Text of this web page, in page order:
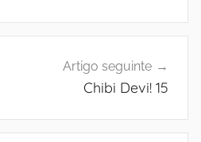
Artigo seguinte
Chibi Devi! 15